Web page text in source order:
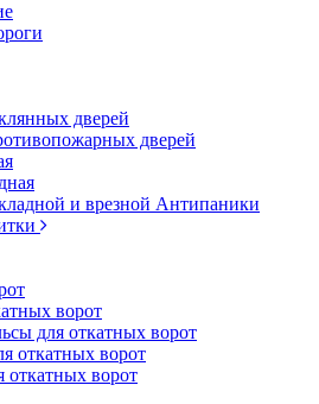
дверей
дверей
и врезной Антипаники
ворот
для откатных ворот
откатных ворот
откатных ворот